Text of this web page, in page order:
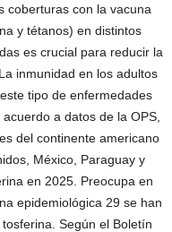
coberturas con la vacuna
y tétanos) en distintos
es crucial para reducir la
inmunidad en los adultos
tipo de enfermedades
a datos de la OPS,
del continente americano
México, Paraguay y
en 2025. Preocupa en
epidemiológica 29 se han
Según el Boletín